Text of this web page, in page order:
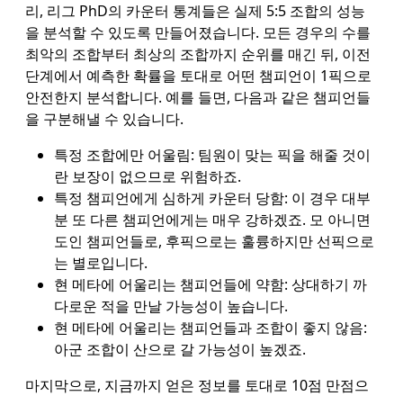
리, 리그 PhD의 카운터 통계들은 실제 5:5 조합의 성능
을 분석할 수 있도록 만들어졌습니다. 모든 경우의 수를
최악의 조합부터 최상의 조합까지 순위를 매긴 뒤, 이전
단계에서 예측한 확률을 토대로 어떤 챔피언이 1픽으로
안전한지 분석합니다. 예를 들면, 다음과 같은 챔피언들
을 구분해낼 수 있습니다.
특정 조합에만 어울림: 팀원이 맞는 픽을 해줄 것이
란 보장이 없으므로 위험하죠.
특정 챔피언에게 심하게 카운터 당함: 이 경우 대부
분 또 다른 챔피언에게는 매우 강하겠죠. 모 아니면
도인 챔피언들로, 후픽으로는 훌륭하지만 선픽으로
는 별로입니다.
현 메타에 어울리는 챔피언들에 약함: 상대하기 까
다로운 적을 만날 가능성이 높습니다.
현 메타에 어울리는 챔피언들과 조합이 좋지 않음:
아군 조합이 산으로 갈 가능성이 높겠죠.
마지막으로, 지금까지 얻은 정보를 토대로 10점 만점으